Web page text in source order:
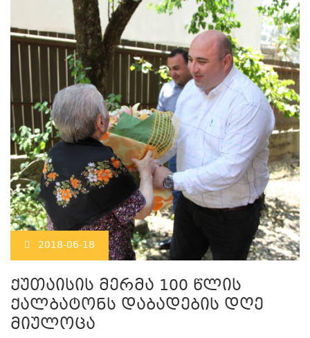
2018-06-18
ქუთაისის მერმა 100 წლის
ქალბატონს დაბადების დღე
მიულოცა